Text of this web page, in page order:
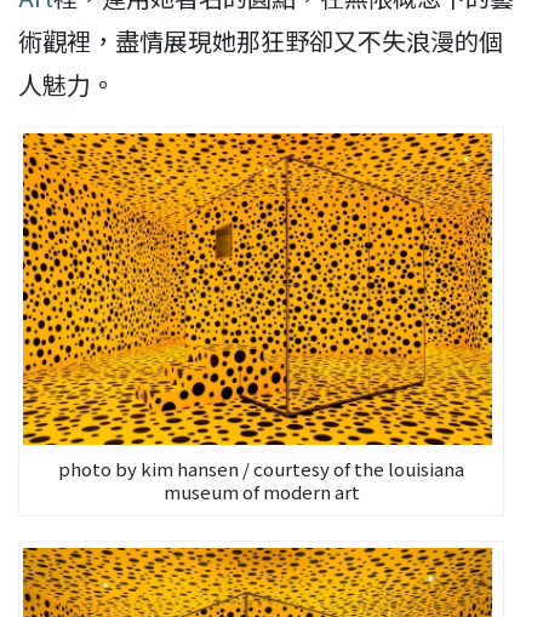
術觀裡，盡情展現她那狂野卻又不失浪漫的個
人魅力。
photo by kim hansen / courtesy of the louisiana
museum of modern art